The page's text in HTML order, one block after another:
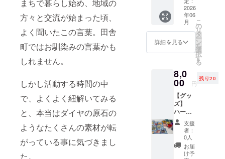
まちで暮らし始め、地域の
方々と交流が始まった頃、
よく聞いたこの言葉。田舎
町ではお馴染みの言葉かも
しれません。
しかし活動する時間の中
で、よくよく紐解いてみる
と、本当はダイヤの原石の
ようなたくさんの素材が転
がっている事に気づきまし
た。
テッ
カーを
お届け
しま
す。
「3333
段で日
で知ら
れる釈
迦院御
坂街道
石段を
デザイ
ンした
もの
や、 デ
ザイ
ナーと
2026
年06
月
詳細を見る
こ
の
リ
タ
ー
ン
を
選
択
す
る
8,0
00 円
残り20
【グッ
ズ】
ハーブ
園で採
れた
ハーブ
を使用
した自
支援
者：
0人
お届
け予